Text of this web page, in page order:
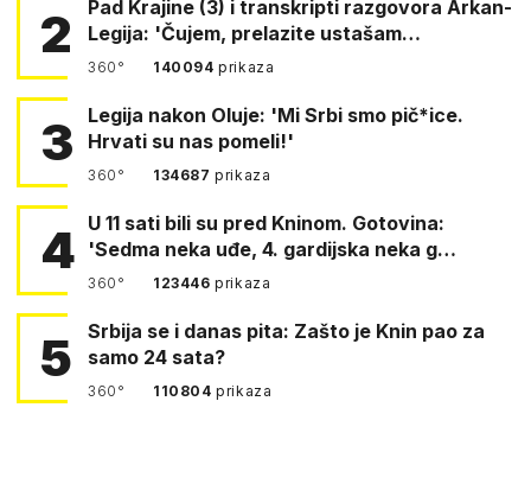
2
Pad Krajine (3) i transkripti razgovora Arkan-
Legija: 'Čujem, prelazite ustašam…
360° 140094prikaza
3
Legija nakon Oluje: 'Mi Srbi smo pič*ice.
Hrvati su nas pomeli!'
360° 134687prikaza
4 U 11 sati bili su pred Kninom. Gotovina:
'Sedma neka uđe, 4. gardijska neka g…
360° 123446prikaza
5
Srbija se i danas pita: Zašto je Knin pao za
samo 24 sata?
360° 110804prikaza